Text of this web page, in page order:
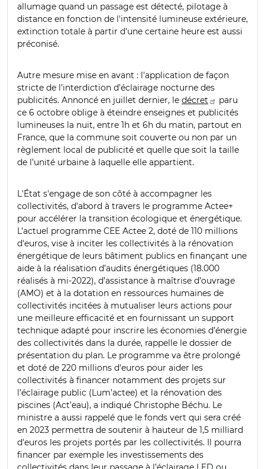
allumage quand un passage est détecté, pilotage à
distance en fonction de l'intensité lumineuse extérieure,
extinction totale à partir d'une certaine heure est aussi
préconisé.
Autre mesure mise en avant : l'application de façon
stricte de l’interdiction d’éclairage nocturne des
publicités. Annoncé en juillet dernier, le décret
paru
ce 6 octobre oblige à éteindre enseignes et publicités
lumineuses la nuit, entre 1h et 6h du matin, partout en
France, que la commune soit couverte ou non par un
règlement local de publicité et quelle que soit la taille
de l’unité urbaine à laquelle elle appartient.
L'État s'engage de son côté à accompagner les
collectivités, d'abord à travers le programme Actee+
pour accélérer la transition écologique et énergétique.
L’actuel programme CEE Actee 2, doté de 110 millions
d'euros, vise à inciter les collectivités à la rénovation
énergétique de leurs bâtiment publics en finançant une
aide à la réalisation d’audits énergétiques (18.000
réalisés à mi-2022), d’assistance à maîtrise d’ouvrage
(AMO) et à la dotation en ressources humaines de
collectivités incitées à mutualiser leurs actions pour
une meilleure efficacité et en fournissant un support
technique adapté pour inscrire les économies d’énergie
des collectivités dans la durée, rappelle le dossier de
présentation du plan. Le programme va être prolongé
et doté de 220 millions d'euros pour aider les
collectivités à financer notamment des projets sur
l’éclairage public (Lum’actee) et la rénovation des
piscines (Act’eau), a indiqué Christophe Béchu. Le
ministre a aussi rappelé que le fonds vert qui sera créé
en 2023 permettra de soutenir à hauteur de 1,5 milliard
d'euros les projets portés par les collectivités. Il pourra
financer par exemple les investissements des